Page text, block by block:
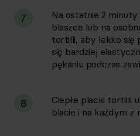
7
Na ostatnie 2
blaszce lub na
tortilli, aby lekko się
się bardziej
pękaniu podczas
8
Ciepłe placki tortilli
blacie i na każdym z